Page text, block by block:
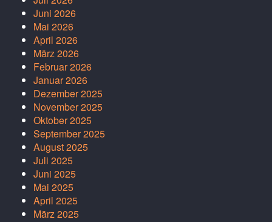
Juni 2026
Mai 2026
April 2026
März 2026
Februar 2026
Januar 2026
Dezember 2025
November 2025
Oktober 2025
September 2025
August 2025
Juli 2025
Juni 2025
Mai 2025
April 2025
März 2025